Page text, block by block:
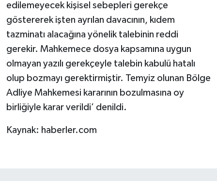
edilemeyecek kişisel sebepleri gerekçe
göstererek işten ayrılan davacının, kıdem
tazminatı alacağına yönelik talebinin reddi
gerekir. Mahkemece dosya kapsamına uygun
olmayan yazılı gerekçeyle talebin kabulü hatalı
olup bozmayı gerektirmiştir. Temyiz olunan Bölge
Adliye Mahkemesi kararının bozulmasına oy
birliğiyle karar verildi’ denildi.
Kaynak: haberler.com